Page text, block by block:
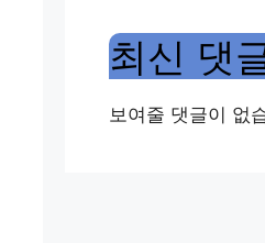
최신 댓
보여줄 댓글이 없